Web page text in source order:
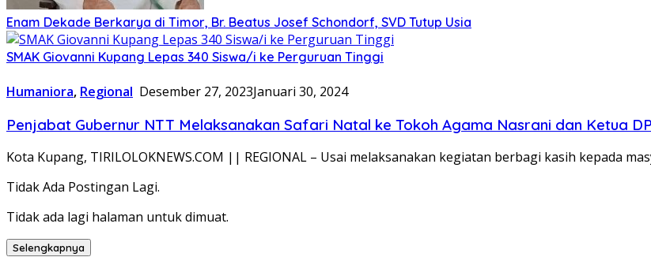
Enam Dekade Berkarya di Timor, Br. Beatus Josef Schondorf, SVD Tutup Usia
SMAK Giovanni Kupang Lepas 340 Siswa/i ke Perguruan Tinggi
Humaniora, Regional Desember 27, 2023Januari 30, 2024
Penjabat Gubernur NTT Melaksanakan Safari Natal ke Tokoh Agama Nasrani dan Ketua
Kota Kupang, TIRILOLOKNEWS.COM || REGIONAL – Usai melaksanakan kegiatan berbagi kasih kepada
Tidak Ada Postingan Lagi.
Tidak ada lagi halaman untuk dimuat.
Selengkapnya